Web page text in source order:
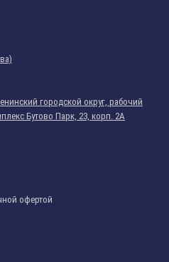
городской округ, рабочий
Бутово Парк, 23, корп. 2А
офертой